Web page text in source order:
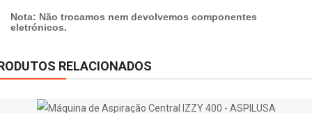
Nota: Não trocamos nem devolvemos componentes
eletrónicos.
RELACIONADOS